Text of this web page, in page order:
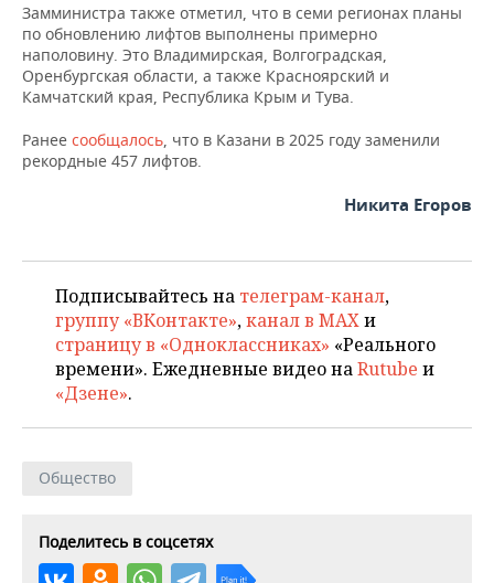
ВОДНЫЕ ВИДЫ СПОРТА
ХОККЕЙ С МЯЧОМ
ОБРАЗОВАНИЕ
ПРОИСШЕСТВИЯ
Замминистра также отметил, что в семи регионах планы
по обновлению лифтов выполнены примерно
наполовину. Это Владимирская, Волгоградская,
Оренбургская области, а также Красноярский и
Камчатский края, Республика Крым и Тува.
Ранее сообщалось , что в Казани в 2025 году заменили
рекордные 457 лифтов.
Никита Егоров
Подписывайтесь на телеграм-канал,
группу «ВКонтакте»,канал в MAXи
страницу в «Одноклассниках» «Реального
времени». Ежедневные видео наRutube и
«Дзене».
Общество
Поделитесь в соцсетях